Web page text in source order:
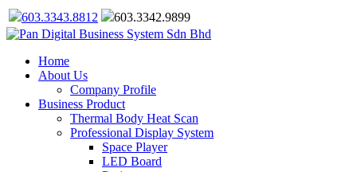
603.3343.8812 603.3342.9899
Home
About Us
Company Profile
Business Product
Thermal Body Heat Scan
Professional Display System
Space Player
LED Board